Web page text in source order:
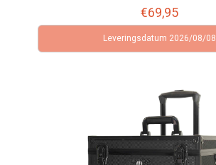
€69,95
Leveringsdatum 2026/08/08